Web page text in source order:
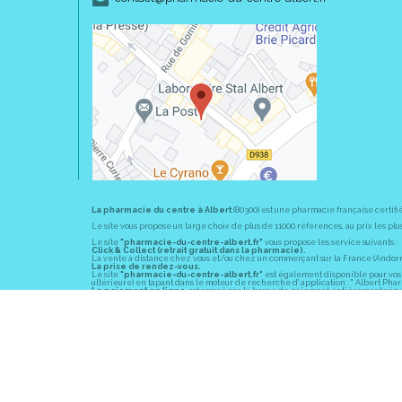
La pharmacie du centre à Albert(80300) est une pharmacie française
Le site vous propose un large choix de plus de 11000 références, au prix les
Le site "pharmacie-du-centre-albert.fr" vous propose les service suivants :
Click & Collect (retrait gratuit dans la pharmacie).
La vente à distance chez vous et/ou chez un commerçant sur la France
La prise de rendez-vous.
Le site "pharmacie-du-centre-albert.fr" est également disponible pour vos
ultérieure) en tapant dans le moteur de recherche d' application : " Albert
Le paiement en ligneest assuré par la borne de paiement entièrement